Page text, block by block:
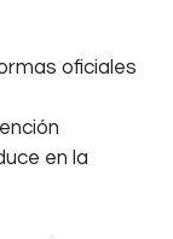
oficiales
en la